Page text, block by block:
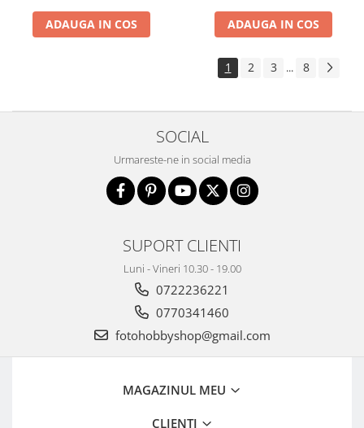
Aparate foto de colectie reflex,
format 24x36mm
Aparate foto de colectie , Stereo
Aparate foto de colectie -
Aparate de colectie de tip Box-
Reviste, carti si software
Aparate foto DSLR (SH)
Aparate foto SLR (pe film) (SH)
ADAUGA IN COS ADAUGA IN COS
1 2 3 ... 8
SOCIAL
Urmareste-ne in social media
SUPORT CLIENTI
Luni - Vineri 10.30 - 19.00
0722236221
0770341460
fotohobbyshop@gmail.com
MAGAZINUL MEU
CLIENTI